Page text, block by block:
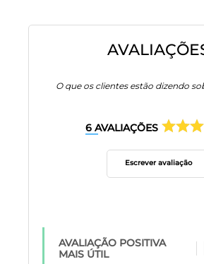
O que os clientes estão dizendo
6 AVALIAÇÕES
Escrever avaliação
AVALIAÇÃO POSITIVA
MAIS ÚTIL